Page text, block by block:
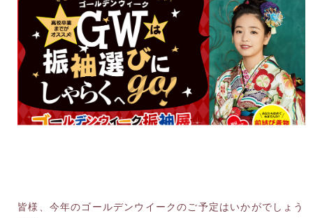
皆様、今年のゴールデンウイークのご予定はいかがでしょう